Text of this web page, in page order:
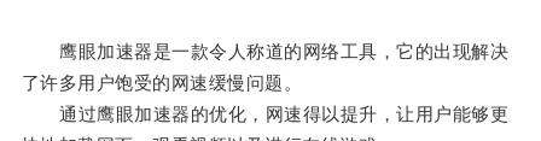
鹰眼加速器是一款令人称道的网络工具，它的出现解决
了许多用户饱受的网速缓慢问题。
通过鹰眼加速器的优化，网速得以提升，让用户能够更